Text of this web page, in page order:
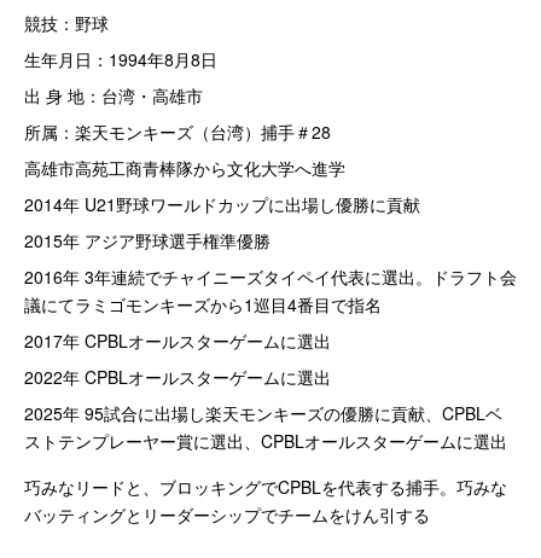
競技：野球
生年月日：1994年8月8日
出 身 地：台湾・高雄市
所属：楽天モンキーズ（台湾）捕手＃28
高雄市高苑工商青棒隊から文化大学へ進学
2014年 U21野球ワールドカップに出場し優勝に貢献
2015年 アジア野球選手権準優勝
2016年 3年連続でチャイニーズタイペイ代表に選出。ドラフト会
議にてラミゴモンキーズから1巡目4番目で指名
2017年 CPBLオールスターゲームに選出
2022年 CPBLオールスターゲームに選出
2025年 95試合に出場し楽天モンキーズの優勝に貢献、CPBLベ
ストテンプレーヤー賞に選出、CPBLオールスターゲームに選出
巧みなリードと、ブロッキングでCPBLを代表する捕手。巧みな
バッティングとリーダーシップでチームをけん引する